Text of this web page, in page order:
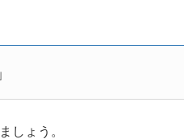
しょう。